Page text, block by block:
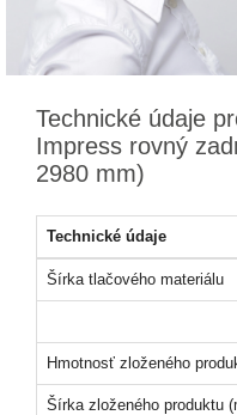
Technické údaje
Impress rovný
2980 mm)
Technické údaje
Šírka tlačového materiálu
Hmotnosť zloženého
Šírka zloženého produktu